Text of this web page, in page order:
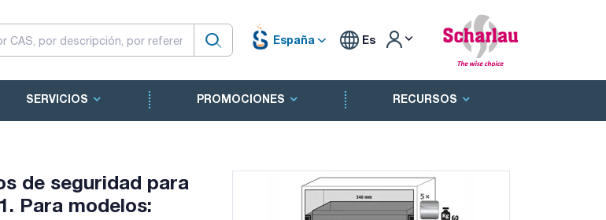
España Es
SERVICIOS PROMOCIONES RECURSOS
de seguridad para
Para modelos: